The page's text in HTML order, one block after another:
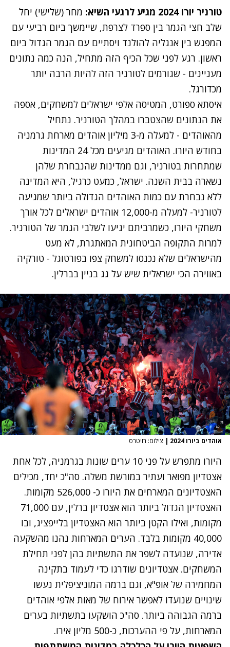
טורניר יורו 2024 מגיע לרגעי השיא:
מחר (שלישי) יחל
שלב חצי הגמר בין ספרד לצרפת, שיימשך ביום רביעי עם
המפגש בין אנגליה להולנד ויסתיים עם הגמר הגדול ביום
ראשון. רגע לפני שכל הכיף הזה מתחיל, הנה כמה נתונים
מעניינים - שגורמים לטורניר הזה להיות הרבה יותר
מכדורגל.
איסתא ספורט, המטיסה אלפי ישראלים למשחקים, אספה
את הנתונים שהצטברו במהלך הטורניר. נתחיל
מהאוהדים - למעלה מ-3 מיליון אוהדים מארחת גרמניה
בחודש היורו. האוהדים מגיעים מכל 24 המדינות
שמתחרות בטורניר, וגם ממדינות שהנבחרת שלהן
נשארה בבית השנה. ישראל, כמעט כרגיל, היא המדינה
ללא נבחרת עם כמות האוהדים הגדולה ביותר שמגיעה
לטורניר- למעלה מ-12,000 אוהדים ישראלים לכל אורך
משחקי היורו, כשמרביתם יגיעו לשלבי הגמר של הטורניר.
למרות התקופה הביטחונית המאתגרת, לא מעט
מהישראלים שלא נכנסו למשחק צפו בפורטוגל - טורקיה
באווירה הכי ישראלית שיש על גג בניין בברלין.
אוהדים ביורו 2024 | צילום: רויטרס
היורו מתפרש על פני 10 ערים שונות בגרמניה, לכל אחת
אצטדיון מפואר ועתיר במורשת משלה. סה"כ יחד, מכילים
האצטדיונים המארחים את היורו כ- 526,000 מקומות.
האצטדיון הגדול ביותר הוא אצטדיון ברלין, עם 71,000
מקומות, ואילו הקטן ביותר הוא האצטדיון בלייפציג, ובו
40,000 מקומות בלבד. הערים המארחות נהנו מהשקעה
אדירה, שנועדה לשפר את התשתיות בהן לפני תחילת
המשחקים. אצטדיונים שודרגו כדי לעמוד בתקינה
המחמירה של אופ"א, וגם ברמה המוניציפלית נעשו
שינויים שנועדו לאפשר אירוח של מאות אלפי אוהדים
ברמה הגבוהה ביותר. סה"כ הושקעו בתשתיות בערים
המארחות, על פי ההערכות, כ-500 מליון אירו.